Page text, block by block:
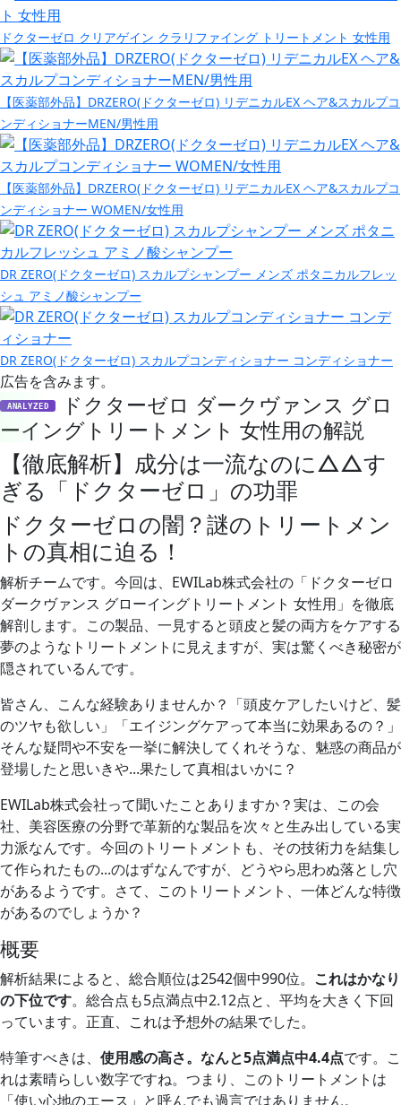
ドクターゼロ クリアゲイン クラリファイング トリートメント 女性用
【医薬部外品】DRZERO(ドクターゼロ) リデニカルEX ヘア&スカルプコ
ンディショナーMEN/男性用
【医薬部外品】DRZERO(ドクターゼロ) リデニカルEX ヘア&スカルプコ
ンディショナー WOMEN/女性用
DR ZERO(ドクターゼロ) スカルプシャンプー メンズ ポタニカルフレッ
シュ アミノ酸シャンプー
DR ZERO(ドクターゼロ) スカルプコンディショナー コンディショナー
広告を含みます。
ANALYZED
ドクターゼロ ダークヴァンス グロ
ーイングトリートメント 女性用の解説
【徹底解析】成分は一流なのに△△す
ぎる「ドクターゼロ」の功罪
ドクターゼロの闇？謎のトリートメン
トの真相に迫る！
解析チームです。今回は、EWILab株式会社の「ドクターゼロ
ダークヴァンス グローイングトリートメント 女性用」を徹底
解剖します。この製品、一見すると頭皮と髪の両方をケアする
夢のようなトリートメントに見えますが、実は驚くべき秘密が
隠されているんです。
皆さん、こんな経験ありませんか？「頭皮ケアしたいけど、髪
のツヤも欲しい」「エイジングケアって本当に効果あるの？」
そんな疑問や不安を一挙に解決してくれそうな、魅惑の商品が
登場したと思いきや...果たして真相はいかに？
EWILab株式会社って聞いたことありますか？実は、この会
社、美容医療の分野で革新的な製品を次々と生み出している実
力派なんです。今回のトリートメントも、その技術力を結集し
て作られたもの...のはずなんですが、どうやら思わぬ落とし穴
があるようです。さて、このトリートメント、一体どんな特徴
があるのでしょうか？
概要
解析結果によると、総合順位は2542個中990位。 これはかなり
の下位です。総合点も5点満点中2.12点と、平均を大きく下回
っています。正直、これは予想外の結果でした。
特筆すべきは、 使用感の高さ。なんと5点満点中4.4点です。こ
れは素晴らしい数字ですね。つまり、このトリートメントは
「使い心地のエース」と呼んでも過言ではありません。